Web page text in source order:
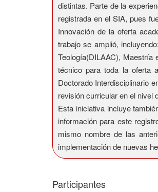
distintas. Parte de la
registrada en el SIA, pues
Innovación de la oferta
trabajo se amplió,
Teología(DILAAC),
técnico para toda la oferta
Doctorado Interdisciplinario
revisión curricular en el nivel
Esta iniciativa incluye
información para este
mismo nombre de las
implementación de nuevas
Participantes